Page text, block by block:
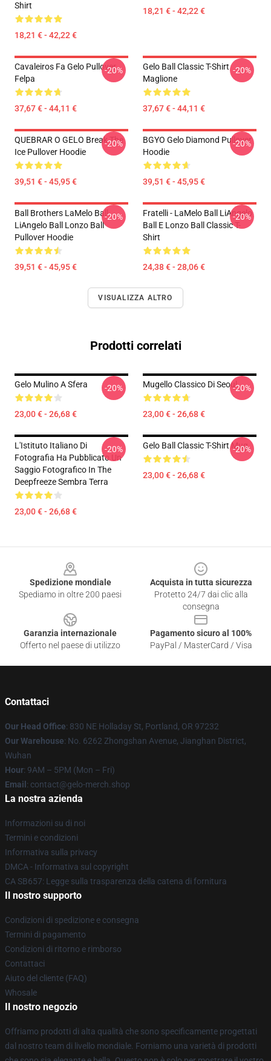
Shirt
18,21 € - 42,22 €
18,21 € - 42,22 €
Cavaleiros Fa Gelo Pullover
Felpa
37,67 € - 44,11 €
-20%
Gelo Ball Classic T-Shirt
Maglione
37,67 € - 44,11 €
-20%
QUEBRAR O GELO Break The
Ice Pullover Hoodie
39,51 € - 45,95 €
-20%
BGYO Gelo Diamond Pullover
Hoodie
39,51 € - 45,95 €
-20%
Ball Brothers LaMelo Ball
LiAngelo Ball Lonzo Ball
Pullover Hoodie
39,51 € - 45,95 €
-20%
Fratelli - LaMelo Ball LiAngelo
Ball E Lonzo Ball Classic T-
Shirt
24,38 € - 28,06 €
-20%
VISUALIZZA ALTRO
Prodotti correlati
Gelo Mulino A Sfera
23,00 € - 26,68 €
-20% Mugello Classico Di Seoul
23,00 € - 26,68 €
-20%
L'Istituto Italiano Di
Fotografia Ha Pubblicato Un
Saggio Fotografico In The
Deepfreeze Sembra Terra
23,00 € - 26,68 €
-20% Gelo Ball Classic T-Shirt Mug
23,00 € - 26,68 €
-20%
Spedizione mondiale
Spediamo in oltre 200 paesi
Acquista in tutta sicurezza
Protetto 24/7 dai clic alla
consegna
Garanzia internazionale
Offerto nel paese di utilizzo
Pagamento sicuro al 100%
PayPal / MasterCard / Visa
Contattaci
Our Head Office: 830 NE Holladay St, Portland, OR 97232
Our Warehouse: No. 6262 Zhongshan Avenue, Jianghan District,
Wuhan
Hour: 9AM – 5PM (Mon – Fri)
Email : contact@gelo-merch.shop
La nostra azienda
Informazioni su di noi
Termini e condizioni
Informativa sulla privacy
DMCA - Informativa sul copyright
CA SB657: Legge sulla trasparenza della catena di fornitura
Il nostro supporto
Condizioni di spedizione e consegna
Termini di pagamento
Condizioni di ritorno e rimborso
Contattaci
Aiuto del cliente (FAQ)
Whosale
Il nostro negozio
Offriamo prodotti di alta qualità che sono specificamente progettati
dal nostro team di livello mondiale. Forniamo una varietà di prodotti